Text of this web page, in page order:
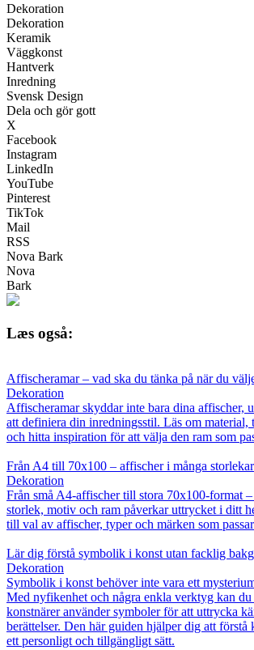
Dekoration
Dekoration
Keramik
Väggkonst
Hantverk
Inredning
Svensk Design
Dela och gör gott
X
Facebook
Instagram
LinkedIn
YouTube
Pinterest
TikTok
Mail
RSS
Nova Bark
Nova
Bark
Læs også:
Affischeramar – vad ska du tänka på när du
Dekoration
Affischeramar skyddar inte bara dina affischer,
att definiera din inredningsstil. Läs om material,
och hitta inspiration för att välja den ram som
Från A4 till 70x100 – affischer i många storlekar
Dekoration
Från små A4-affischer till stora 70x100-format
storlek, motiv och ram påverkar uttrycket i ditt
till val av affischer, typer och märken som
Lär dig förstå symbolik i konst utan facklig
Dekoration
Symbolik i konst behöver inte vara ett
Med nyfikenhet och några enkla verktyg kan du
konstnärer använder symboler för att uttrycka
berättelser. Den här guiden hjälper dig att förstå
ett personligt och tillgängligt sätt.